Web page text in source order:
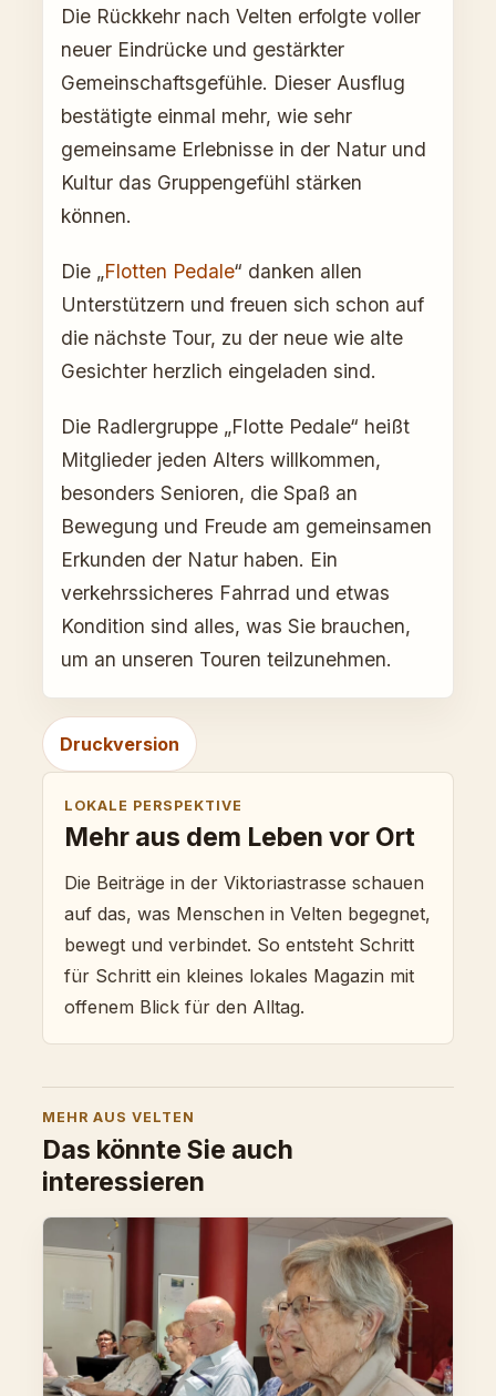
Die Rückkehr nach Velten erfolgte voller
neuer Eindrücke und gestärkter
Gemeinschaftsgefühle. Dieser Ausflug
bestätigte einmal mehr, wie sehr
gemeinsame Erlebnisse in der Natur und
Kultur das Gruppengefühl stärken
können.
Die „Flotten Pedale“ danken allen
Unterstützern und freuen sich schon auf
die nächste Tour, zu der neue wie alte
Gesichter herzlich eingeladen sind.
Die Radlergruppe „Flotte Pedale“ heißt
Mitglieder jeden Alters willkommen,
besonders Senioren, die Spaß an
Bewegung und Freude am gemeinsamen
Erkunden der Natur haben. Ein
verkehrssicheres Fahrrad und etwas
Kondition sind alles, was Sie brauchen,
um an unseren Touren teilzunehmen.
Druckversion
LOKALE PERSPEKTIVE
Mehr aus dem Leben vor Ort
Die Beiträge in der Viktoriastrasse schauen
auf das, was Menschen in Velten begegnet,
bewegt und verbindet. So entsteht Schritt
für Schritt ein kleines lokales Magazin mit
offenem Blick für den Alltag.
MEHR AUS VELTEN
Das könnte Sie auch
interessieren